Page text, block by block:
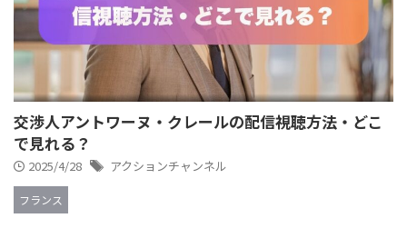
交渉人アントワーヌ・クレールの配信視聴方法・どこ
で見れる？
2025/4/28 アクションチャンネル
フランス